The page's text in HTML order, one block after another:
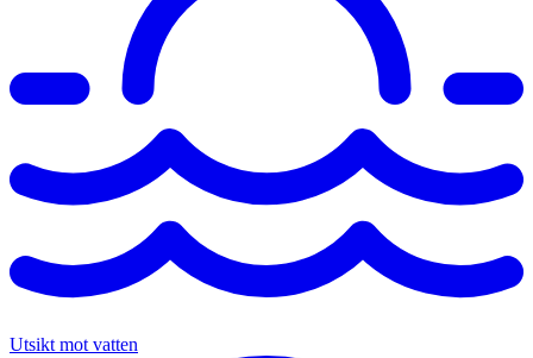
Utsikt mot vatten